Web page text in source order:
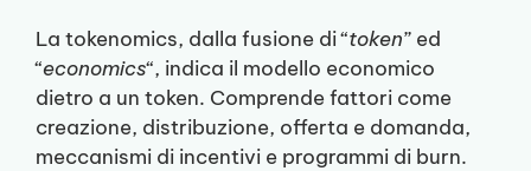
La tokenomics, dalla fusione di “token” ed
“economics“, indica il modello economico
dietro a un token. Comprende fattori come
creazione, distribuzione, offerta e domanda,
meccanismi di incentivi e programmi di burn.